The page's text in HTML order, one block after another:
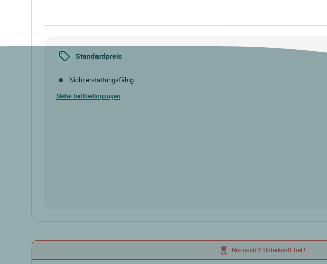
Standardpreis
Nicht erstattungsfähig
Siehe Tarifbedingungen
Nur noch 2 Unterkunft frei !